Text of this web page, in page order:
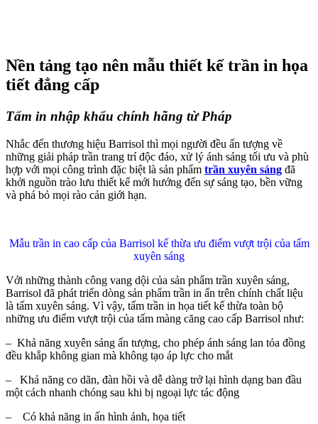
Nền tảng tạo nên mẫu thiết kế trần in họa
tiết đẳng cấp
Tấm in nhập khẩu chính hãng từ Pháp
Nhắc đến thương hiệu Barrisol thì mọi người đều ấn tượng về
những giải pháp trần trang trí độc đáo, xử lý ánh sáng tối ưu và phù
hợp với mọi công trình đặc biệt là sản phẩm trần xuyên sáng đã
khởi nguồn trào lưu thiết kế mới hướng đến sự sáng tạo, bền vững
và phá bỏ mọi rào cản giới hạn.
Mẫu trần in cao cấp của Barrisol kế thừa ưu điểm vượt trội của tấm
xuyên sáng
Với những thành công vang dội của sản phẩm trần xuyên sáng,
Barrisol đã phát triển dòng sản phẩm trần in ấn trên chính chất liệu
là tấm xuyên sáng. Vì vậy, tấm trần in họa tiết kế thừa toàn bộ
những ưu điểm vượt trội của tấm màng căng cao cấp Barrisol như:
– Khả năng xuyên sáng ấn tượng, cho phép ánh sáng lan tỏa đồng
đều khắp không gian mà không tạo áp lực cho mắt
– Khả năng co dãn, đàn hồi và dễ dàng trở lại hình dạng ban đầu
một cách nhanh chóng sau khi bị ngoại lực tác động
– Có khả năng in ấn hình ảnh, họa tiết